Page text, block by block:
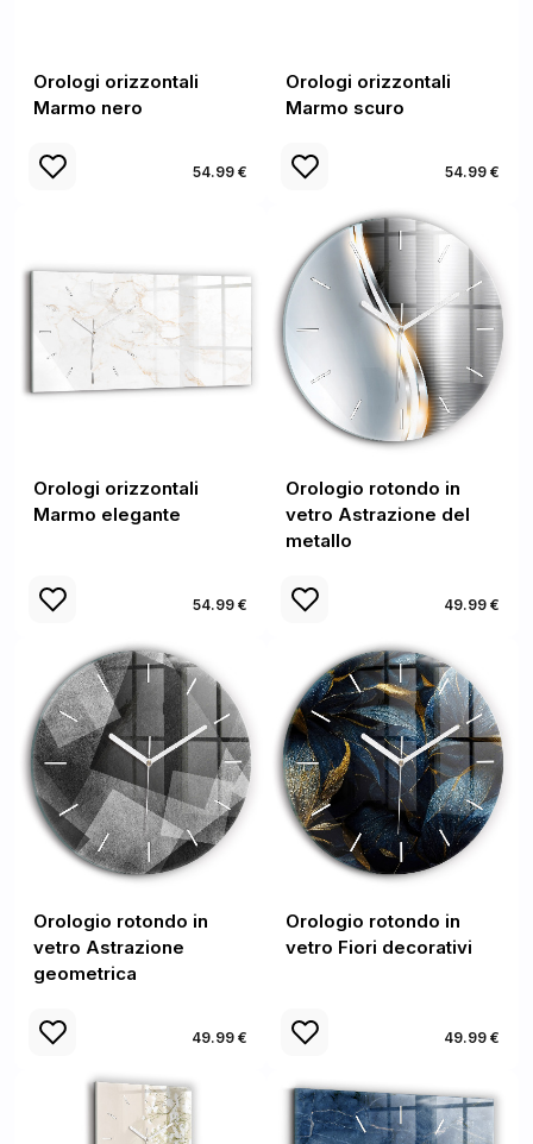
Orologi orizzontali
Marmo nero
54.99 €
Orologi orizzontali
Marmo scuro
54.99 €
Orologi orizzontali
Marmo elegante
54.99 €
Orologio rotondo in
vetro Astrazione del
metallo
49.99 €
Orologio rotondo in
vetro Astrazione
geometrica
49.99 €
Orologio rotondo in
vetro Fiori decorativi
49.99 €